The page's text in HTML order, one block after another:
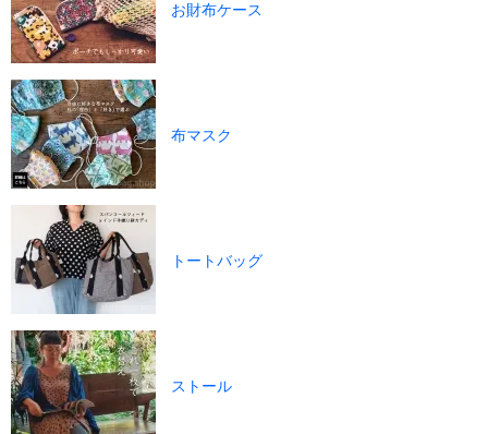
お財布ケース
布マスク
トートバッグ
ストール